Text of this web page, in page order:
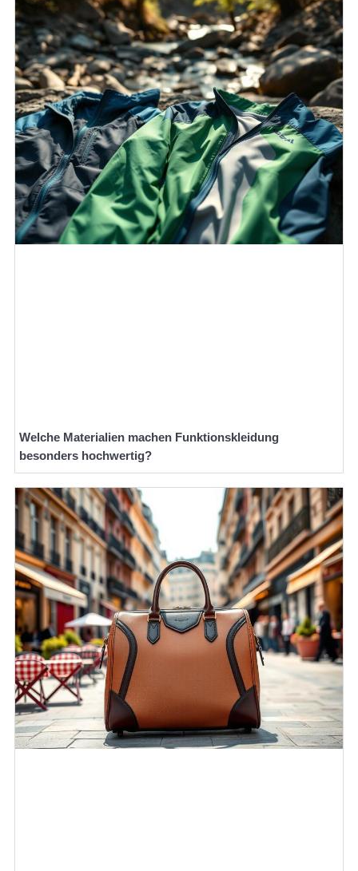
Welche Materialien machen Funktionskleidung
besonders hochwertig?